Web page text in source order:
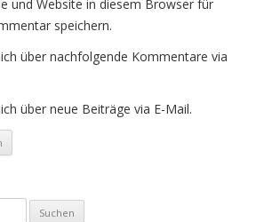
und Website in diesem Browser für
speichern.
über nachfolgende Kommentare via
über neue Beiträge via E-Mail.